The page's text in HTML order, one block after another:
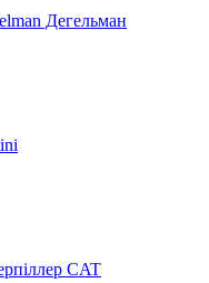
Дегельман
CAT